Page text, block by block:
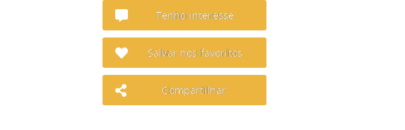
Tenho interesse
Salvar nos favoritos
Compartilhar